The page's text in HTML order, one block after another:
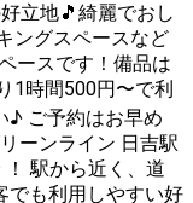
立地🎵綺麗でおし
ングスペースなど
1時間500円〜で利
♪ ご予約はお早め
駅から近く、道
でも利用しやすい好